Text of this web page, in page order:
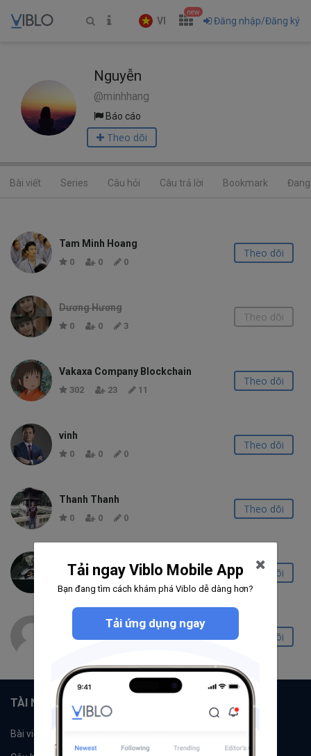
VI
new
Đăng nhập/Đăng ký
Nguyễn
@minhhang
Báo cáo
Theo dõi
Bài viết Series Câu hỏi Câu trả lời Bookmark
Tam Minh Hoang
0 0 0
Theo dõi
Dương Hương
0 0 3
Theo dõi
Vakaxa Company Blockchain
302 23 11
Theo dõi
vinh
0 0 0
Theo dõi
Thanh Thanh
0 0 0
Theo dõi
Huy Tu
Theo dõi
Vu Nguyen Hoang
Theo dõi
TÀI NGUYÊN
Bài viết
Tải ngay Viblo Mobile App
Bạn đang tìm cách khám phá Viblo dễ dàng hơn?
Tải ứng dụng ngay